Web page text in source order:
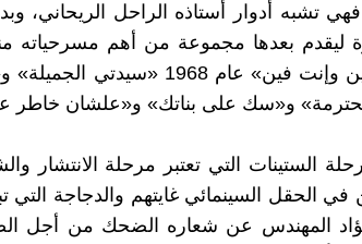
فهي تشبه أدوار أستاذه الراحل الريحاني،
و«سك على بناتك» و«علشان خاطر
الستينات التي تعتبر مرحلة الانتشار
في الحقل السينمائي غايتهم والدجاجة
المهندس عن شعاره الضحك من أجل